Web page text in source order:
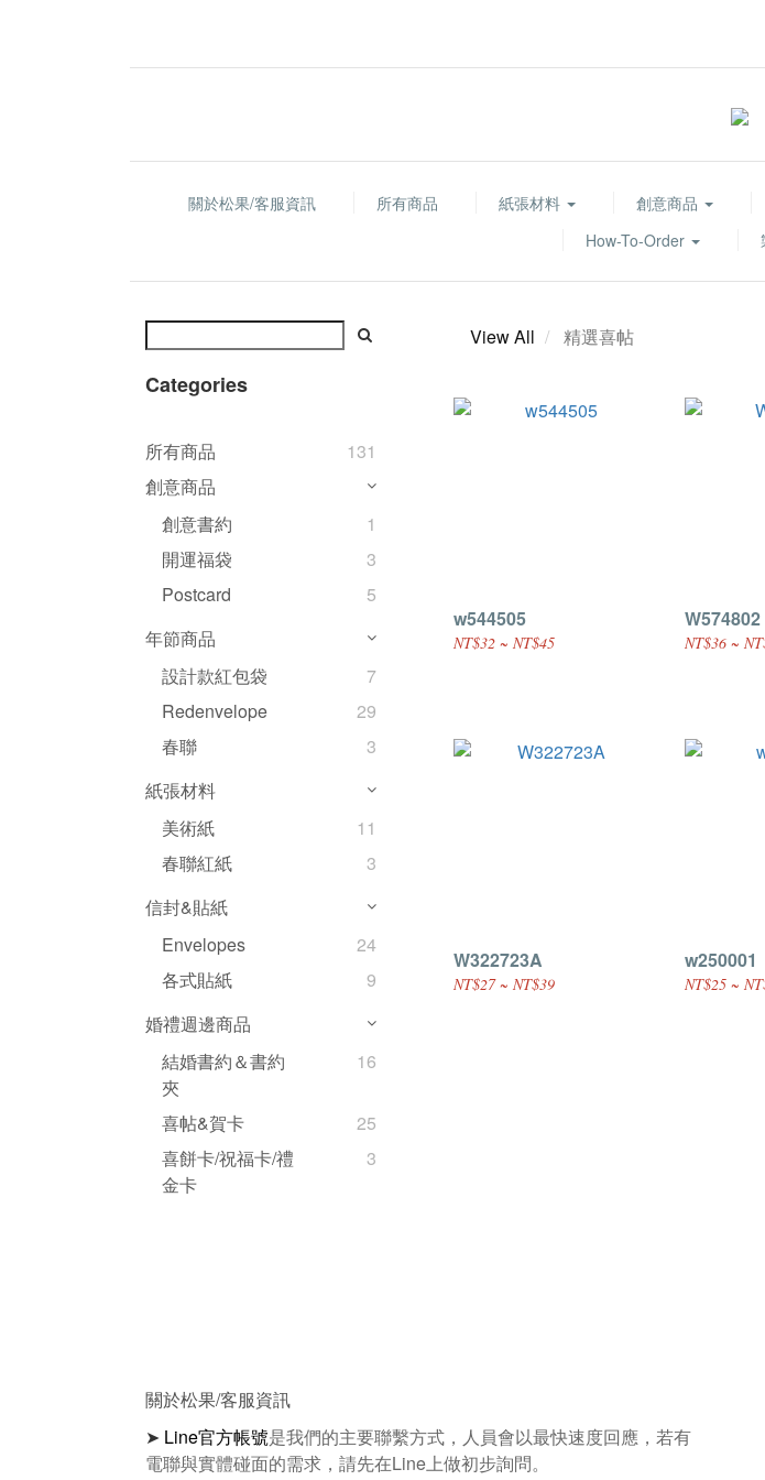
關於松果/客服資訊 所有商品 紙張材料 創意商品
How-To-Order
Categories
所有商品
131
創意商品
創意書約
1
開運福袋
3
Postcard
5
年節商品
設計款紅包袋
7
Redenvelope
29
春聯
3
紙張材料
美術紙
11
春聯紅紙
3
信封&貼紙
Envelopes
24
各式貼紙
9
婚禮週邊商品
結婚書約＆書約
夾
16
喜帖&賀卡
25
喜餅卡/祝福卡/禮
金卡
3
View All 精選喜帖
w544505
NT$32 ~ NT$45
W574802
NT$36 ~
W322723A
NT$27 ~ NT$39
w250001
NT$25 ~
關於松果/客服資訊
➤ Line官方帳號是我們的主要聯繫方式，人員會以最快速度回應，若有
電聯與實體碰面的需求，請先在Line上做初步詢問。